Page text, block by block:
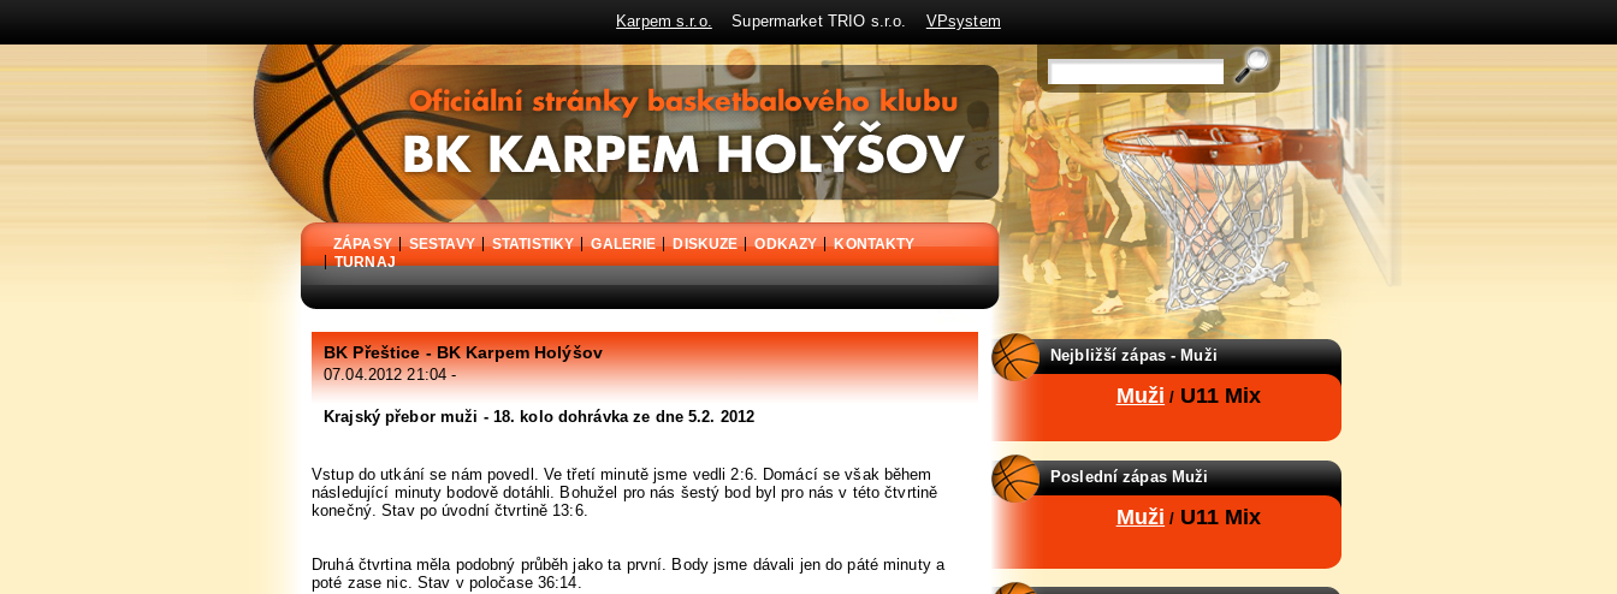
Karpem s.r.o. Supermarket TRIO s.r.o. VPsystem
BK Karpem Holýšov - oficiální stránky basketbalového klubu
ZÁPASY SESTAVY STATISTIKY GALERIE DISKUZE ODKAZY
KONTAKTY
TURNAJ
BK Přeštice - BK Karpem Holýšov
07.04.2012 21:04 -
Krajský přebor muži - 18. kolo dohrávka ze dne 5.2. 2012
Vstup do utkání se nám povedl. Ve třetí minutě jsme vedli 2:6. Domácí se však během
následující minuty bodově dotáhli. Bohužel pro nás šestý bod byl pro nás v této čtvrtině
konečný. Stav po úvodní čtvrtině 13:6.
Druhá čtvrtina měla podobný průběh jako ta první. Body jsme dávali jen do páté minuty a
poté zase nic. Stav v poločase 36:14.
Nejbližší zápas - Muži
Muži / U11 Mix
Poslední zápas Muži
Muži / U11 Mix